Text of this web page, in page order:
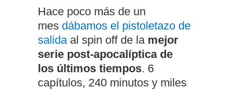
Hace poco más de un
mes dábamos el pistoletazo de
salidaal spin off de la mejor
serie post-apocalíptica de
los últimos tiempos. 6
capítulos, 240 minutos y miles